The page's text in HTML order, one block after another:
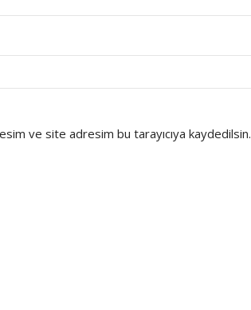
ve site adresim bu tarayıcıya kaydedilsin.